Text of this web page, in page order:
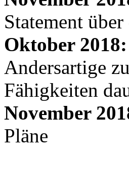
Statement
Oktober 2018:
Andersartige
Fähigkeiten
November
Pläne